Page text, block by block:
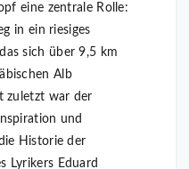
eine zentrale Rolle:
in ein riesiges
sich über 9,5 km
Alb
zuletzt war der
und
Historie der
Lyrikers Eduard